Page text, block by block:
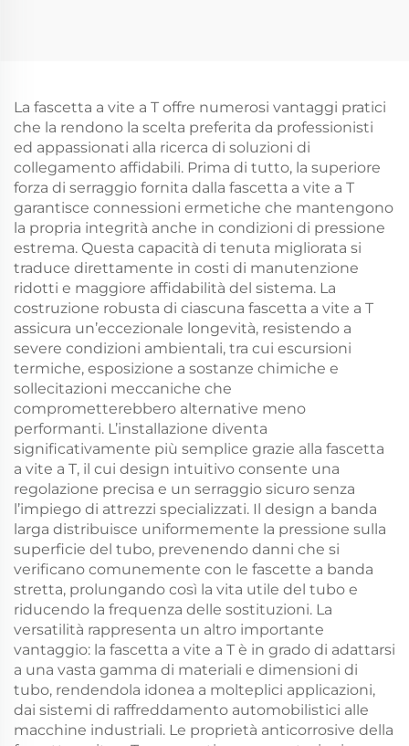
La fascetta a vite a T offre numerosi vantaggi pratici
che la rendono la scelta preferita da professionisti
ed appassionati alla ricerca di soluzioni di
collegamento affidabili. Prima di tutto, la superiore
forza di serraggio fornita dalla fascetta a vite a T
garantisce connessioni ermetiche che mantengono
la propria integrità anche in condizioni di pressione
estrema. Questa capacità di tenuta migliorata si
traduce direttamente in costi di manutenzione
ridotti e maggiore affidabilità del sistema. La
costruzione robusta di ciascuna fascetta a vite a T
assicura un’eccezionale longevità, resistendo a
severe condizioni ambientali, tra cui escursioni
termiche, esposizione a sostanze chimiche e
sollecitazioni meccaniche che
comprometterebbero alternative meno
performanti. L’installazione diventa
significativamente più semplice grazie alla fascetta
a vite a T, il cui design intuitivo consente una
regolazione precisa e un serraggio sicuro senza
l’impiego di attrezzi specializzati. Il design a banda
larga distribuisce uniformemente la pressione sulla
superficie del tubo, prevenendo danni che si
verificano comunemente con le fascette a banda
stretta, prolungando così la vita utile del tubo e
riducendo la frequenza delle sostituzioni. La
versatilità rappresenta un altro importante
vantaggio: la fascetta a vite a T è in grado di adattarsi
a una vasta gamma di materiali e dimensioni di
tubo, rendendola idonea a molteplici applicazioni,
dai sistemi di raffreddamento automobilistici alle
macchine industriali. Le proprietà anticorrosive della